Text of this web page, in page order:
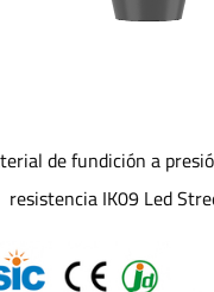
de fundición a
resistencia IK09 Led